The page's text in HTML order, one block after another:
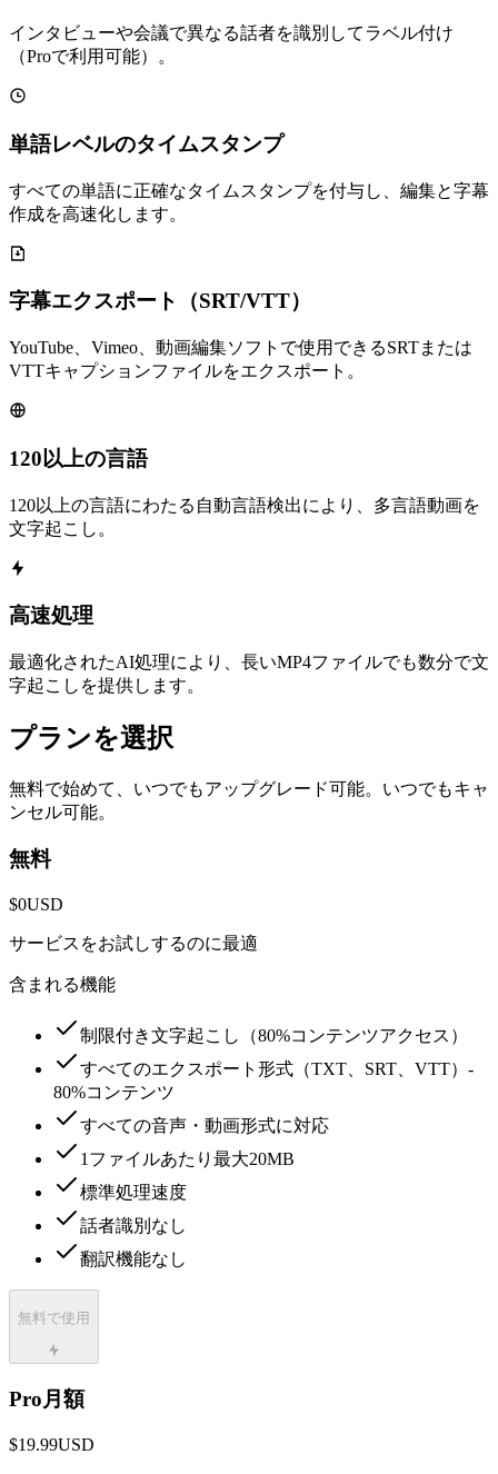
インタビューや会議で異なる話者を識別してラベル付け
（Proで利用可能）。
単語レベルのタイムスタンプ
すべての単語に正確なタイムスタンプを付与し、編集と字幕
作成を高速化します。
字幕エクスポート（SRT/VTT）
YouTube、Vimeo、動画編集ソフトで使用できるSRTまたは
VTTキャプションファイルをエクスポート。
120以上の言語
120以上の言語にわたる自動言語検出により、多言語動画を
文字起こし。
高速処理
最適化されたAI処理により、長いMP4ファイルでも数分で文
字起こしを提供します。
プランを選択
無料で始めて、いつでもアップグレード可能。いつでもキャ
ンセル可能。
無料
$0USD
サービスをお試しするのに最適
含まれる機能
制限付き文字起こし（80%コンテンツアクセス）
すべてのエクスポート形式（TXT、SRT、VTT）-
80%コンテンツ
すべての音声・動画形式に対応
1ファイルあたり最大20MB
標準処理速度
話者識別なし
翻訳機能なし
無料で使用
Pro月額
$19.99USD